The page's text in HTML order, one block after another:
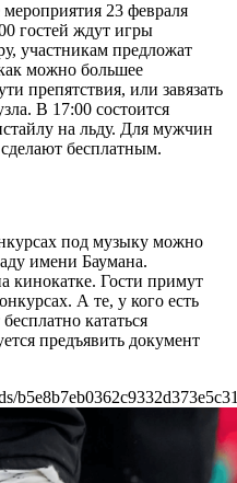
23 февраля
гостей ждут игры
участникам предложат
можно большее
препятствия, или завязать
В 17:00 состоится
на льду. Для мужчин
бесплатным.
под музыку можно
имени Баумана.
кинокатке. Гости примут
А те, у кого есть
кататься
предъявить документ